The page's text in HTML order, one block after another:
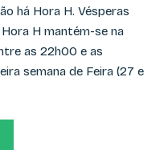
há Hora H. Vésperas
H mantém-se na
as 22h00 e as
semana de Feira (27 e